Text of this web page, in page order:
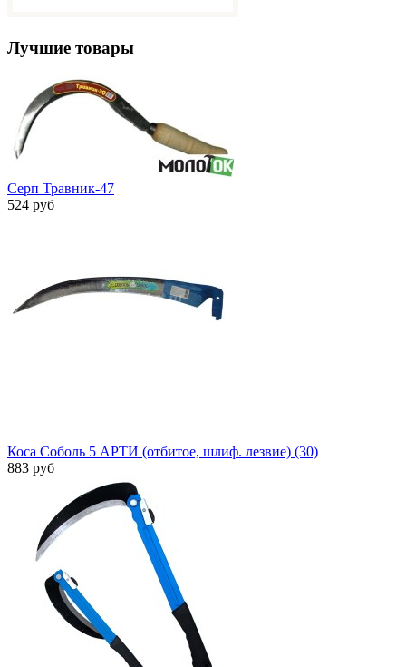
Лучшие товары
Серп Травник-47
524 руб
Коса Соболь 5 АРТИ (отбитое, шлиф. лезвие) (30)
883 руб